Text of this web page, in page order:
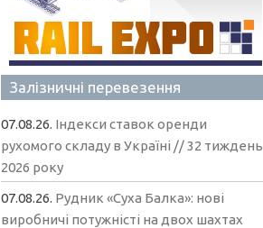
Залізничні перевезення
07.08.26. Індекси ставок оренди
рухомого складу в Україні // 32 тиждень
2026 року
07.08.26. Рудник «Суха Балка»: нові
виробничі потужністі на двох шахтах